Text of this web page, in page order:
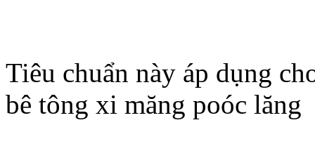
Tiêu chuẩn này áp dụng
bê tông xi măng poóc lăng